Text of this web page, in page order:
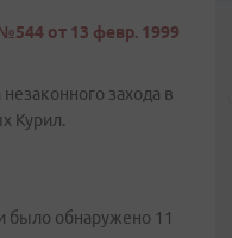
от 13 февр. 1999
захода в
Курил.
было обнаружено 11